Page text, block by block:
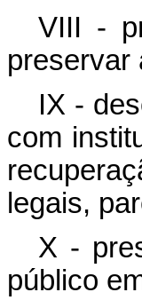
VIII -
preservar
IX -
com
legais,
X -
público